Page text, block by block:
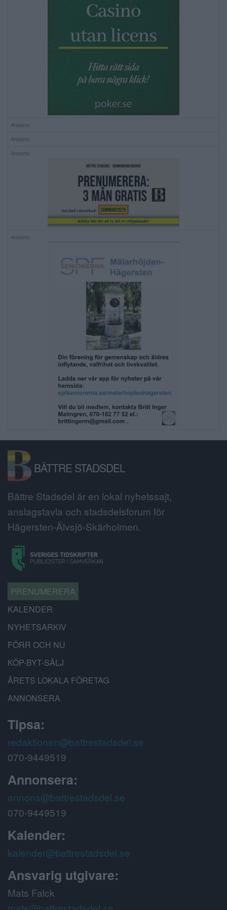
Annons:
Annons:
Annons:
Annons:
BÄTTRE STADSDEL
Bättre Stadsdel är en lokal nyhetssajt,
anslagstavla och stadsdelsforum för
Hägersten-Älvsjö-Skärholmen.
PRENUMERERA
KALENDER
NYHETSARKIV
FÖRR OCH NU
KÖP-BYT-SÄLJ
ÅRETS LOKALA FÖRETAG
ANNONSERA
Tipsa:
redaktionen@battrestadsdel.se
070-9449519
Annonsera:
annons@battrestadsdel.se
070-9449519
Kalender:
kalender@battrestadsdel.se
Ansvarig utgivare:
Mats Falck